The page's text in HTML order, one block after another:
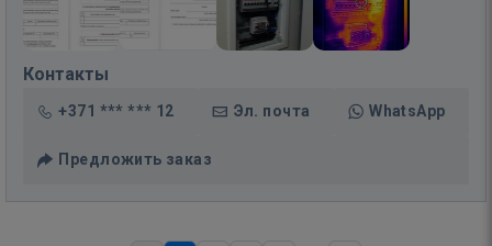
Контакты
+371 *** *** 12 Эл. почта WhatsApp
Предложить заказ